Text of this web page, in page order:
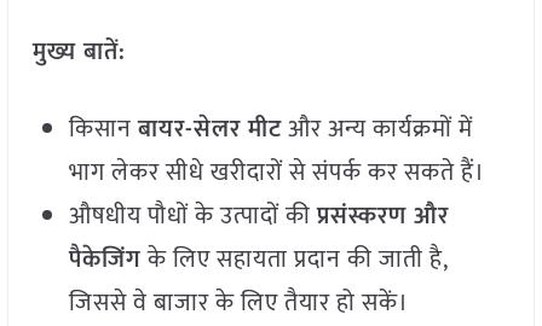
मुख्य बातें:
किसानबायर-सेलर मीटऔर अन्य कार्यक्रमों में
भाग लेकर सीधे खरीदारों से संपर्क कर सकते हैं।
औषधीय पौधों के उत्पादों कीप्रसंस्करण और
पैकेजिंगके लिए सहायता प्रदान की जाती है,
जिससे वे बाजार के लिए तैयार हो सकें।